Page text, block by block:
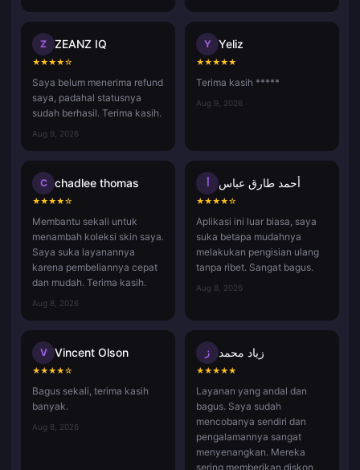
Z ZEANZ IQ
★★★★☆
Saya belum menerima refund
saya, padahal statusnya
sudah berhasil. Terima kasih.
Aug 9, 2026
Y Yeliz
★★★★★
Terima kasih *****
Aug 9, 2026
C chadlee thomas
★★★★☆
Membantu sekali untuk
menambah koleksi skin saya.
Saya suka layanannya
karena pembeliannya cepat
dan mudah. Terima kasih.
Aug 8, 2026
أ أحمد طارق عباس
★★★★☆
Aplikasi ini luar biasa, saya
suka betapa mudahnya
melakukan pengisian ulang
tanpa ribet. Sangat bagus.
Aug 8, 2026
V Vincent Olson
★★★★☆
Bagus sekali, terima kasih
banyak.
Aug 8, 2026
ز زياد محمد
★★★★★
Layanan yang andal dan
bagus. Saya sudah
mencobanya sendiri dan
pengalamannya sangat
menyenangkan. Mereka
sering memberikan diskon